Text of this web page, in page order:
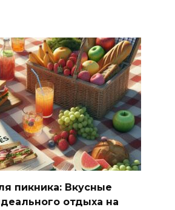
пикника: Вкусные
отдыха на